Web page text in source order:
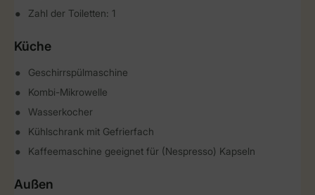
Zahl der Toiletten: 1
Küche
Geschirrspülmaschine
Kombi-Mikrowelle
Wasserkocher
Kühlschrank mit Gefrierfach
Kaffeemaschine geeignet für (Nespresso) Kapseln
Außen